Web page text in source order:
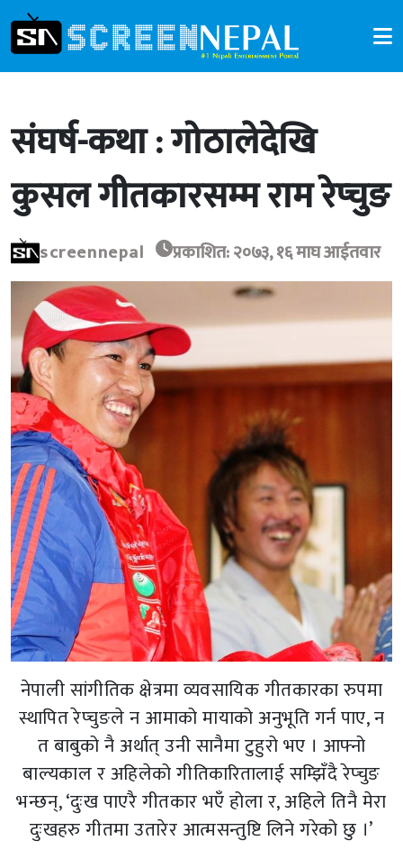
संघर्ष-कथा : गोठालेदेखि
कुसल गीतकारसम्म राम रेप्चुङ
screennepal प्रकाशित: २०७३, १६ माघ आईतवार
नेपाली सांगीतिक क्षेत्रमा व्यवसायिक गीतकारका रुपमा
स्थापित रेप्चुङले न आमाको मायाको अनुभूति गर्न पाए, न
त बाबुको नै अर्थात् उनी सानैमा टुहुरो भए । आफ्नो
बाल्यकाल र अहिलेको गीतिकारितालाई सम्झिँदै रेप्चुङ
भन्छन्, ‘दुःख पाएरै गीतकार भएँ होला र, अहिले तिनै मेरा
दुःखहरु गीतमा उतारेर आत्मसन्तुष्टि लिने गरेको छु ।’